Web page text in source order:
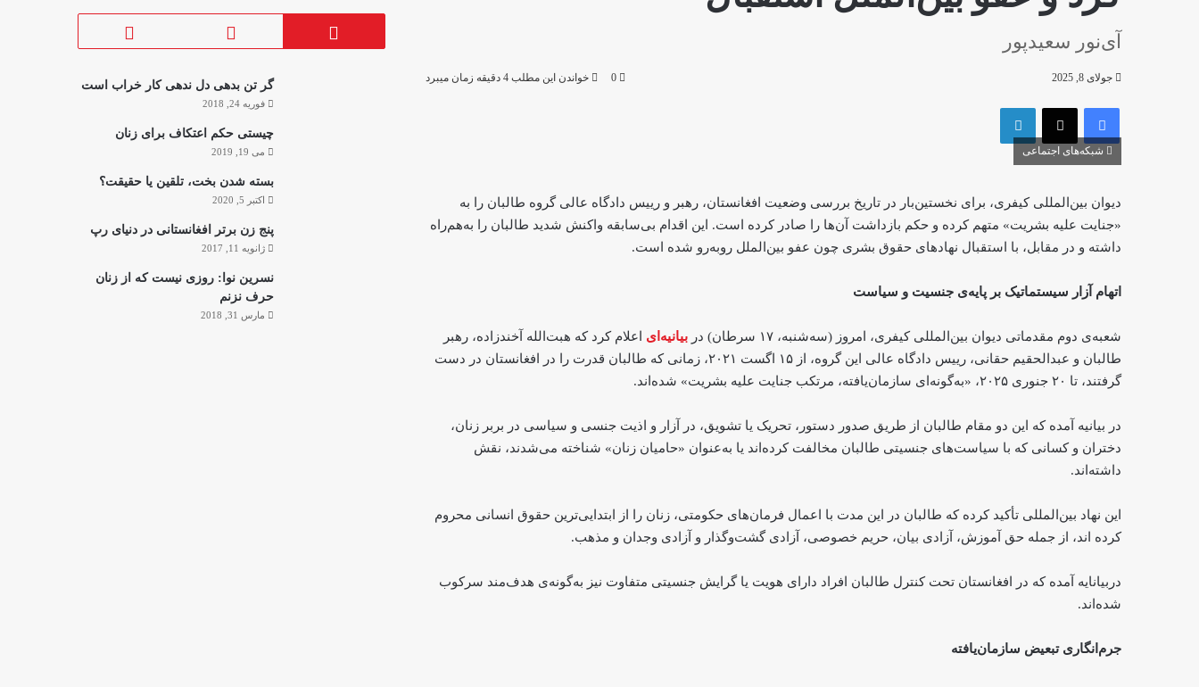
آی‌نور سعیدپور
جولای 8, 2025 0 خواندن این مطلب 4 دقیقه زمان میبرد
فیس بوک X لینکدین
شبکه‌های اجتماعی
دیوان بین‌المللی کیفری، برای نخستین‌بار در تاریخ بررسی وضعیت افغانستان، رهبر و رییس دادگاه عالی گروه طالبان را به
«جنایت علیه بشریت» متهم کرده و حکم بازداشت آن‌ها را صادر کرده است. این اقدام بی‌سابقه واکنش شدید طالبان را به‌هم‌راه
داشته و در مقابل، با استقبال نهادهای حقوق بشری چون عفو بین‌الملل روبه‌رو شده است.
اتهام آزار سیستماتیک بر پایه‌ی جنسیت و سیاست
شعبه‌ی دوم مقدماتی دیوان بین‌المللی کیفری، امروز (سه‌شنبه، ۱۷ سرطان) در بیانیه‌ای
اعلام کرد که هبت‌الله آخندزاده، رهبر
طالبان و عبدالحقیم حقانی، رییس دادگاه عالی این گروه، از ۱۵ اگست ۲۰۲۱، زمانی که طالبان قدرت را در افغانستان در دست
گرفتند، تا ۲۰ جنوری ۲۰۲۵، «به‌گونه‌ای سازمان‌یافته، مرتکب جنایت علیه بشریت» شده‌اند.
در بیانیه آمده که این دو مقام طالبان از طریق صدور دستور، تحریک یا تشویق، در آزار و اذیت جنسی و سیاسی در بربر زنان،
دختران و کسانی که با سیاست‌های جنسیتی طالبان مخالفت کرده‌اند یا به‌عنوان «حامیان زنان» شناخته می‌شدند، نقش
داشته‌اند.
این نهاد بین‌المللی تأکید کرده که طالبان در این مدت با اعمال فرمان‌های حکومتی، زنان را از ابتدایی‌ترین حقوق انسانی محروم
کرده ‌اند، از جمله حق آموزش، آزادی بیان، حریم خصوصی، آزادی گشت‌وگذار و آزادی وجدان و مذهب.
دربیانایه آمده که در افغانستان تحت کنترل طالبان افراد دارای هویت یا گرایش جنسیتی متفاوت نیز به‌گونه‌ی هدف‌مند سرکوب
شده‌اند.
جرم‌انگاری تبعیض سازمان‌یافته
گر تن بدهی دل ندهی کار خراب است
فوریه 24, 2018
چیستی حکم اعتکاف برای زنان
می 19, 2019
بسته شدن بخت، تلقین یا حقیقت؟
اکتبر 5, 2020
پنج زن برتر افغانستانی در دنیای رپ
ژانویه 11, 2017
نسرین نوا: روزی نیست که از زنان
حرف نزنم
مارس 31, 2018